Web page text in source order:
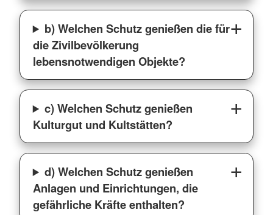
b) Welchen Schutz genießen die für
die Zivilbevölkerung
lebensnotwendigen Objekte?
c) Welchen Schutz genießen
Kulturgut und Kultstätten?
d) Welchen Schutz genießen
Anlagen und Einrichtungen, die
gefährliche Kräfte enthalten?